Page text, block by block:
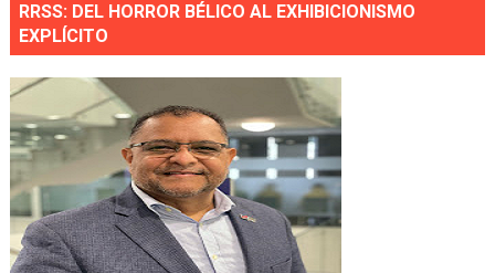
RRSS: DEL HORROR BÉLICO AL EXHIBICIONISMO
EXPLÍCITO